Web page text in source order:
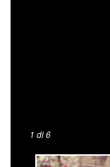
1 di 6